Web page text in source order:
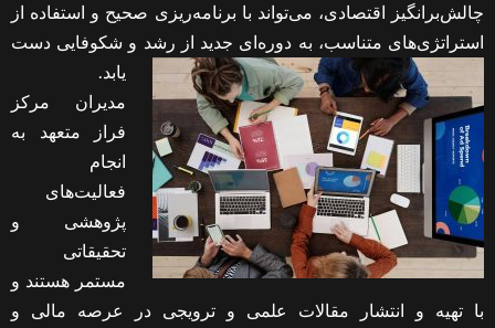
چالش‌برانگیز اقتصادی، می‌تواند با برنامه‌ریزی صحیح و استفاده از
استراتژی‌های متناسب، به دوره‌ای جدید از رشد و شکوفایی دست
یابد.
مدیران مرکز
فراز متعهد به
انجام
فعالیت‌های
پژوهشی و
تحقیقاتی
مستمر هستند و
با تهیه و انتشار مقالات علمی و ترویجی در عرصه مالی و